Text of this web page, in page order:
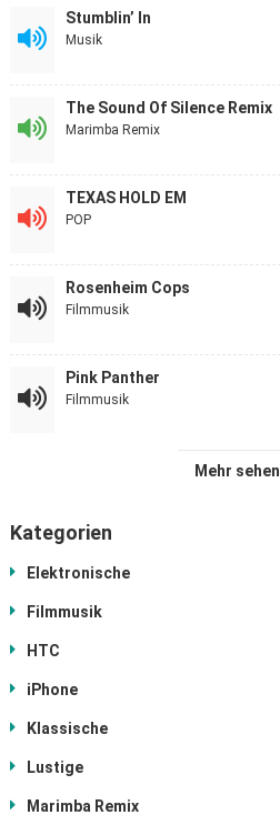
Stumblin’ In
Musik
The Sound Of Silence Remix
Marimba Remix
TEXAS HOLD EM
POP
Rosenheim Cops
Filmmusik
Pink Panther
Filmmusik
Mehr sehen
Kategorien
Elektronische
Filmmusik
HTC
iPhone
Klassische
Lustige
Marimba Remix